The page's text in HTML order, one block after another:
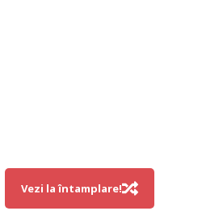
Vezi la întamplare!